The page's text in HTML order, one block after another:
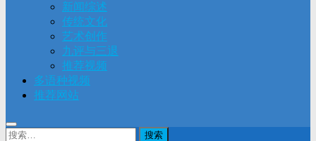
新闻综述
传统文化
艺术创作
九评与三退
推荐视频
多语种视频
推荐网站
搜